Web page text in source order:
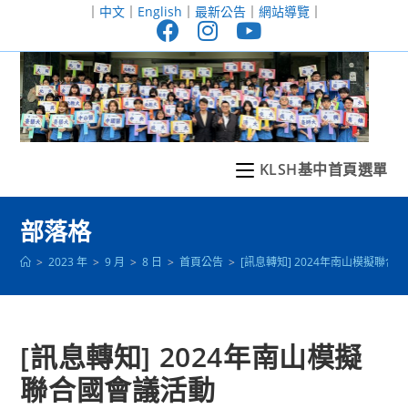
至
｜ 中文｜ English ｜ 最新公告｜ 網站導覽｜
KLSH基中首頁選單
部落格
> 2023 年 > 9 月 > 8 日 > 首頁公告 > [訊息轉知] 2024年南山模擬聯合
[訊息轉知] 2024年南山模擬
聯合國會議活動